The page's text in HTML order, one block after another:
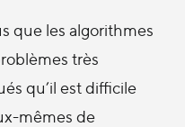
que les algorithmes
très
qu’il est difficile
mêmes de